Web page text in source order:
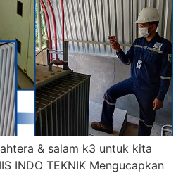
& salam k3 untuk kita
INDO TEKNIK Mengucapkan